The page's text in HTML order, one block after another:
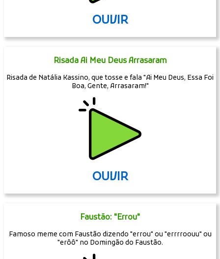
OUVIR
Risada Ai Meu Deus Arrasaram
Risada de Natália Kassino, que tosse e fala "Ai Meu Deus, Essa Foi
Boa, Gente, Arrasaram!"
OUVIR
Faustão: "Errou"
Famoso meme com Faustão dizendo "errou" ou "errrroouu" ou
"erôô" no Domingão do Faustão.